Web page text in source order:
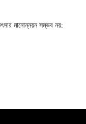
মানোন্নয়ন সম্ভব নয়: